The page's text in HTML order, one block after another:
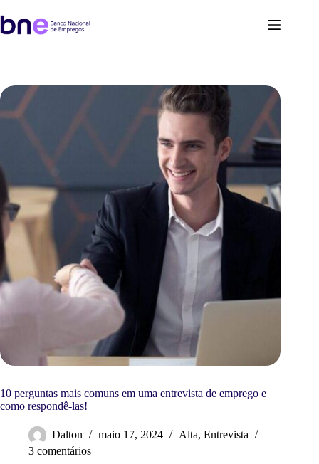
10 perguntas mais comuns em uma entrevista de emprego e
como respondê-las!
Dalton maio 17, 2024 Alta, Entrevista
3 comentários